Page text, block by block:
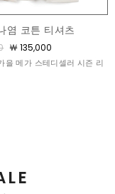
염 코튼 티셔츠
￦ 135,000
을 메가 스테디셀러 시즌 리